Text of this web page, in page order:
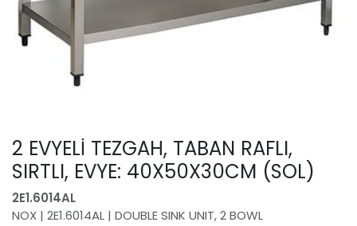
2 EVYELİ TEZGAH, TABAN RAFLI,
SIRTLI, EVYE: 40X50X30CM (SOL)
2E1.6014AL
NOX | 2E1.6014AL | DOUBLE SINK UNIT, 2 BOWL